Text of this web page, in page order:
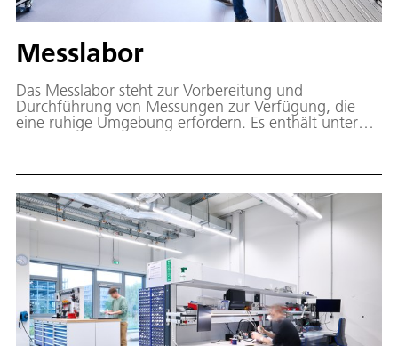
Messlabor
Das Messlabor steht zur Vorbereitung und
Durchführung von Messungen zur Verfügung, die
eine ruhige Umgebung erfordern. Es enthält unter